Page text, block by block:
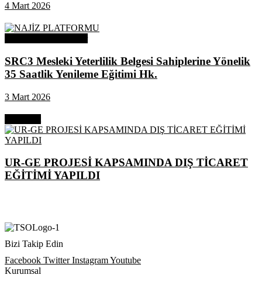
4 Mart 2026
SRC3 Mesleki Yeterlilik Belgesi Sahiplerine Yönelik
35 Saatlik Yenileme Eğitimi Hk.
3 Mart 2026
UR-GE PROJESİ KAPSAMINDA DIŞ TİCARET
EĞİTİMİ YAPILDI
Bizi Takip Edin
Facebook Twitter InstagramYoutube
Kurumsal